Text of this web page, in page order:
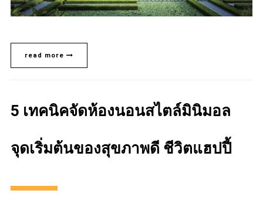
read more
5 เทคนิคจัดห้องนอนสไตล์มินิมอล
จุดเริ่มต้นของสุขภาพดี ชีวิตแฮปปี้